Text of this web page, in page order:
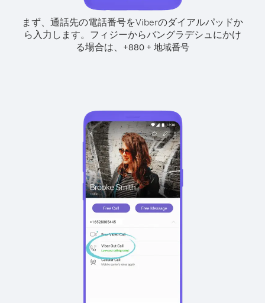
まず、通話先の電話番号をViberのダイアルパッドか
ら入力します。 フィジーからバングラデシュにかけ
る場合は、 +880 + 地域番号